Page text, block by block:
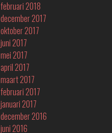
februari 2018
december 2017
oktober 2017
juni 2017
mei 2017
april 2017
maart 2017
februari 2017
januari 2017
december 2016
juni 2016